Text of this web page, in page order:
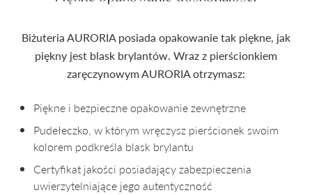
Biżuteria AURORIA posiada opakowanie tak piękne, jak
piękny jest blask brylantów. Wraz z pierścionkiem
zaręczynowym AURORIA otrzymasz:
Piękne i bezpieczne opakowanie zewnętrzne
Pudełeczko, w którym wręczysz pierścionek swoim
kolorem podkreśla blask brylantu
Certyfikat jakości posiadający zabezpieczenia
uwierzytelniające jego autentyczność